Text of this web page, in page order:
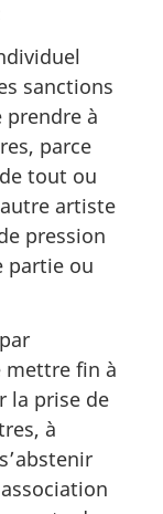
sanctions
prendre à
parce
tout ou
artiste
pression
partie ou
mettre fin à
la prise de
à